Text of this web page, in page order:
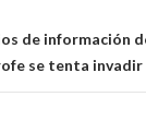
de información
se tenta invadir